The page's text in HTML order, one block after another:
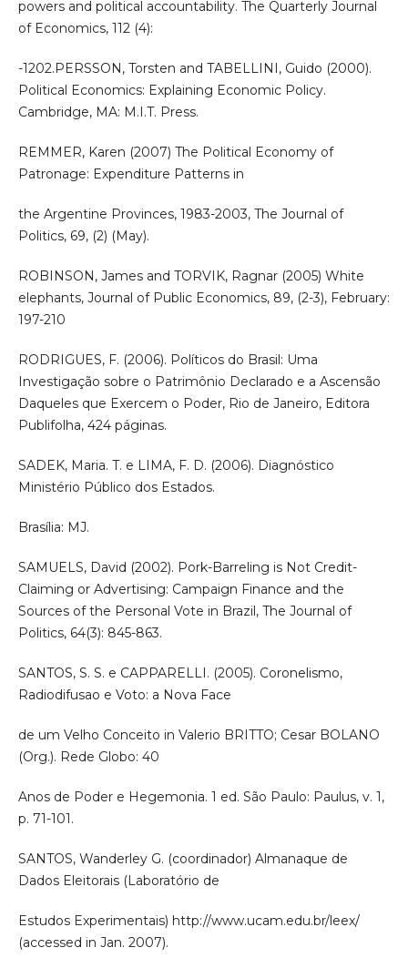
powers and political accountability. The Quarterly Journal
of Economics, 112 (4):
-1202.PERSSON, Torsten and TABELLINI, Guido (2000).
Political Economics: Explaining Economic Policy.
Cambridge, MA: M.I.T. Press.
REMMER, Karen (2007) The Political Economy of
Patronage: Expenditure Patterns in
the Argentine Provinces, 1983-2003, The Journal of
Politics, 69, (2) (May).
ROBINSON, James and TORVIK, Ragnar (2005) White
elephants, Journal of Public Economics, 89, (2-3), February:
197-210
RODRIGUES, F. (2006). Políticos do Brasil: Uma
Investigação sobre o Patrimônio Declarado e a Ascensão
Daqueles que Exercem o Poder, Rio de Janeiro, Editora
Publifolha, 424 páginas.
SADEK, Maria. T. e LIMA, F. D. (2006). Diagnóstico
Ministério Público dos Estados.
Brasília: MJ.
SAMUELS, David (2002). Pork-Barreling is Not Credit-
Claiming or Advertising: Campaign Finance and the
Sources of the Personal Vote in Brazil, The Journal of
Politics, 64(3): 845-863.
SANTOS, S. S. e CAPPARELLI. (2005). Coronelismo,
Radiodifusao e Voto: a Nova Face
de um Velho Conceito in Valerio BRITTO; Cesar BOLANO
(Org.). Rede Globo: 40
Anos de Poder e Hegemonia. 1 ed. São Paulo: Paulus, v. 1,
p. 71-101.
SANTOS, Wanderley G. (coordinador) Almanaque de
Dados Eleitorais (Laboratório de
Estudos Experimentais) http://www.ucam.edu.br/leex/
(accessed in Jan. 2007).